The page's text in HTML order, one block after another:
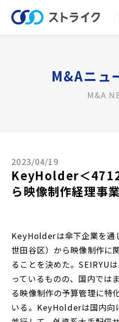
M&Aニュ
M&A
2023/04/19
KeyHolder＜
ら映像制作経理事
KeyHolderは傘下企業を通
世田谷区）から映像制作に
ることを決めた。SEIRYU
っているものの、国内では
る映像制作の予算管理に特
いる。KeyHolderは国内向